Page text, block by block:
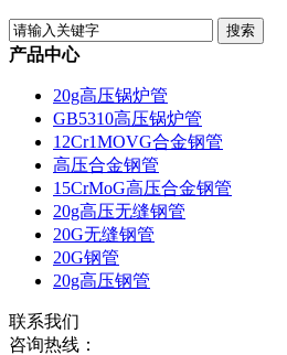
产品中心
20g高压锅炉管
GB5310高压锅炉管
12Cr1MOVG合金钢管
高压合金钢管
15CrMoG高压合金钢管
20g高压无缝钢管
20G无缝钢管
20G钢管
20g高压钢管
联系我们
咨询热线：